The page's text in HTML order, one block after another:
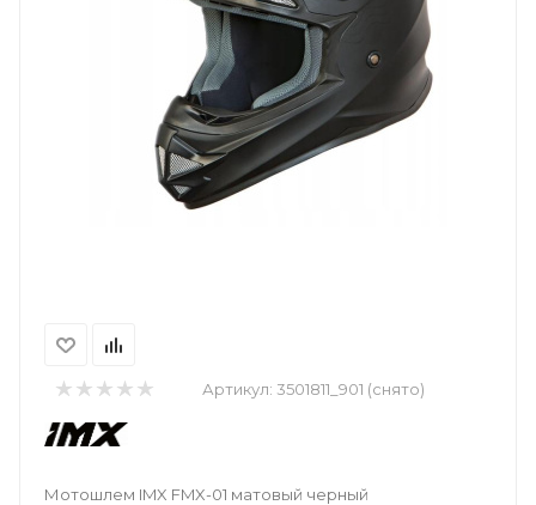
Артикул: 3501811_901 (снято)
Мотошлем IMX FMX-01 матовый черный